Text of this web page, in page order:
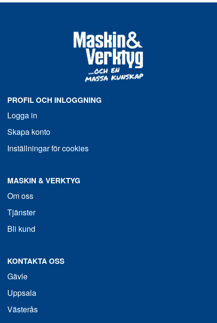
PROFIL OCH INLOGGNING
Logga in
Skapa konto
Inställningar för cookies
MASKIN & VERKTYG
Om oss
Tjänster
Bli kund
KONTAKTA OSS
Gävle
Uppsala
Västerås